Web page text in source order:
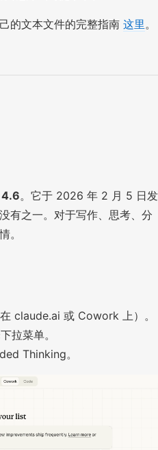
的文本文件的完整指南 这里 。
。它于 2026 年 2 月 5 日发
之一。对于写作、思考、分
。
claude.ai 或 Cowork 上）。
拉菜单。
Thinking。